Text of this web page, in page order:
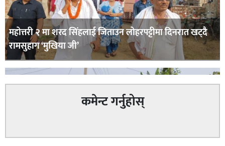
महोत्तरी २ मा शरद सिंहलाई जिताउन लोहरपट्टीमा दिनरात खट्दै
रामसुहाग ‘मुखिया जी’
कमेन्ट गर्नुहोस्